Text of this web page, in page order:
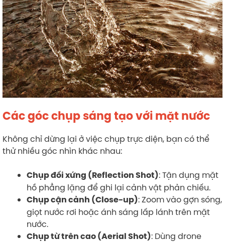
Các góc chụp sáng tạo với mặt nước
Không chỉ dừng lại ở việc chụp trực diện, bạn có thể
thử nhiều góc nhìn khác nhau:
Chụp đối xứng (Reflection Shot): Tận dụng mặt
hồ phẳng lặng để ghi lại cảnh vật phản chiếu.
Chụp cận cảnh (Close-up): Zoom vào gợn sóng,
giọt nước rơi hoặc ánh sáng lấp lánh trên mặt
nước.
Chụp từ trên cao (Aerial Shot): Dùng drone